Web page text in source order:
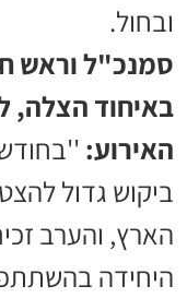
ובחול.
סמנכ"ל וראש
באיחוד הצלה,
האירוע:
ביקוש גדול
הארץ, והערב
היחידה